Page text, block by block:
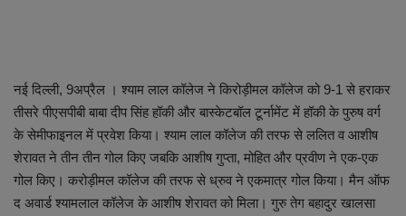
नई दिल्ली, 9अप्रैल । श्याम लाल कॉलेज ने किरोड़ीमल कॉलेज को 9-1 से हराकर
तीसरे पीएसपीबी बाबा दीप सिंह हॉकी और बास्केटबॉल टूर्नामेंट में हॉकी के पुरुष वर्ग
के सेमीफाइनल में प्रवेश किया। श्याम लाल कॉलेज की तरफ से ललित व आशीष
शेरावत ने तीन तीन गोल किए जबकि आशीष गुप्ता, मोहित और प्रवीण ने एक-एक
गोल किए। करोड़ीमल कॉलेज की तरफ से ध्रुव ने एकमात्र गोल किया। मैन ऑफ
द अवार्ड श्यामलाल कॉलेज के आशीष शेरावत को मिला। गुरु तेग बहादुर खालसा